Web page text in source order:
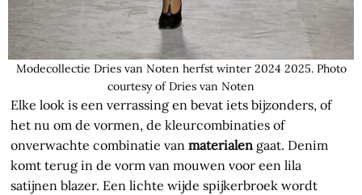
Modecollectie Dries van Noten herfst winter 2024 2025. Photo
courtesy of Dries van Noten
Elke look is een verrassing en bevat iets bijzonders, of
het nu om de vormen, de kleurcombinaties of
onverwachte combinatie van materialen gaat. Denim
komt terug in de vorm van mouwen voor een lila
satijnen blazer. Een lichte wijde spijkerbroek wordt